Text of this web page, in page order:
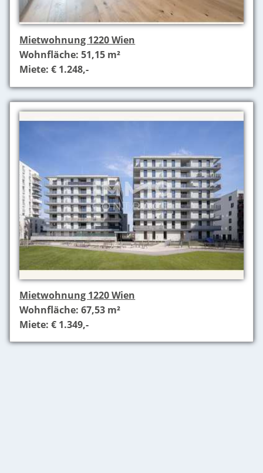
Mietwohnung 1220 Wien
Wohnfläche: 51,15 m²
Miete: € 1.248,-
Mietwohnung 1220 Wien
Wohnfläche: 67,53 m²
Miete: € 1.349,-